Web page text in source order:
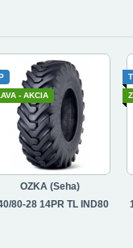
OZKA (Seha)
80-28 14PR TL IND80
- AKCIA